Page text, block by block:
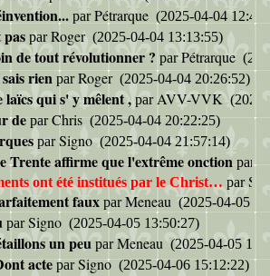
parPétrarque (2025-04-04
parRoger (2025-04-04 13:13:55)
de tout révolutionner ? parPétrarque
sais rienparRoger (2025-04-04 20:26:52)
laïcs qui s' y mêlent , par AVV-VVK
de parChris (2025-04-04 20:22:25)
parSigno (2025-04-04 21:57:14)
Trente affirme que l'extrême onction par
ont été institués par le Christ… par
faux parMeneau (2025-04-05
parSigno (2025-04-05 13:50:27)
un peu parMeneau (2025-04-05
acteparSigno (2025-04-06 15:12:22)